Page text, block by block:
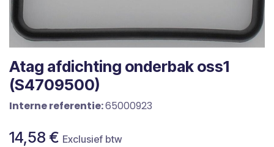
Atag afdichting onderbak oss1
(S4709500)
Interne referentie:65000923
14,58 € Exclusief btw